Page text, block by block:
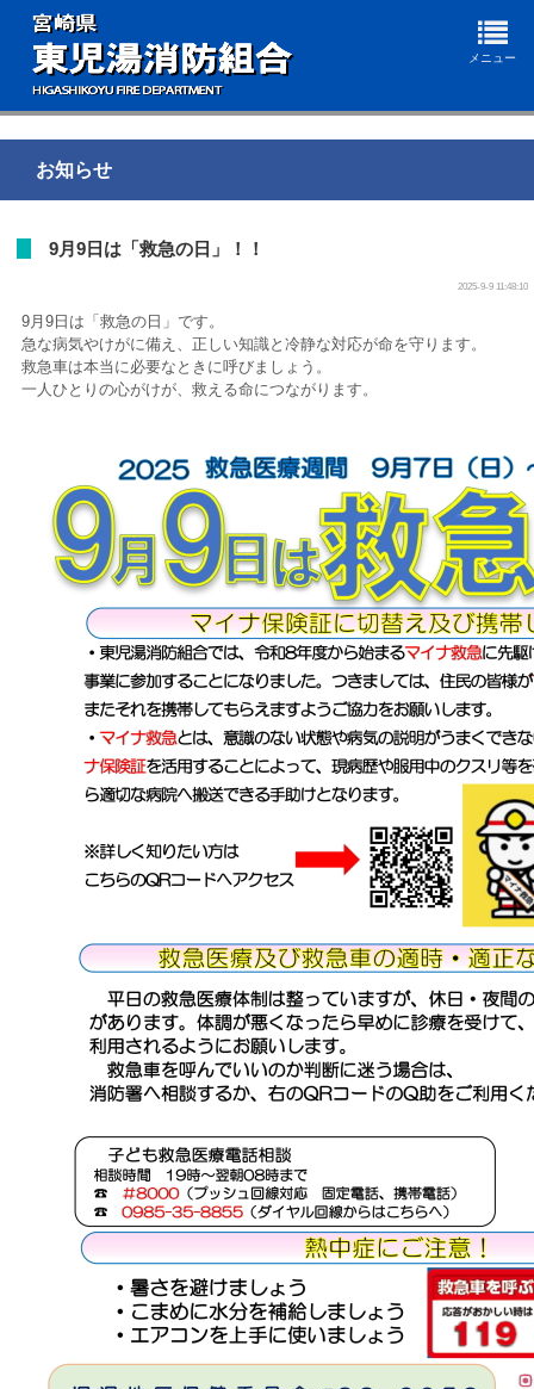
メニュー
お知らせ
9月9日は「救急の日」！！
2025-9-9 11:48:10
9月9日は「救急の日」です。
急な病気やけがに備え、正しい知識と冷静な対応が命を守ります。
救急車は本当に必要なときに呼びましょう。
一人ひとりの心がけが、救える命につながります。